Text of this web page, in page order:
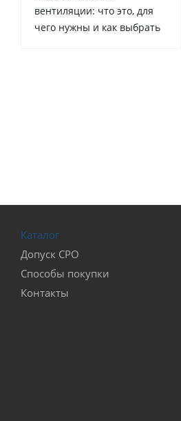
вентиляции: что это, для
чего нужны и как выбрать
Каталог
Допуск СРО
Способы покупки
Контакты